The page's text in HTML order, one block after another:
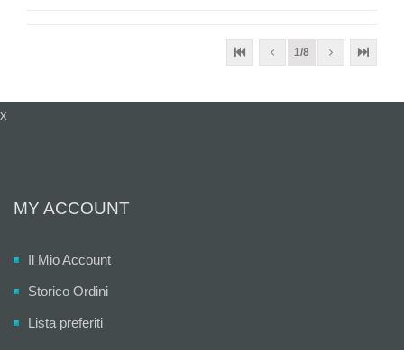
1/8
x
MY ACCOUNT
Il Mio Account
Storico Ordini
Lista preferiti